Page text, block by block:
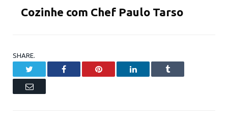
Cozinhe com Chef Paulo Tarso
SHARE.
Facebook Pinterest LinkedIn Tumblr
Email